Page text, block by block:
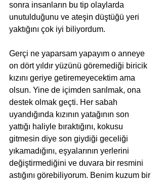
sonra insanların bu tip olaylarda
unutulduğunu ve ateşin düştüğü yeri
yaktığını çok iyi biliyordum.
Gerçi ne yaparsam yapayım o anneye
on dört yıldır yüzünü göremediği biricik
kızını geriye getiremeyecektim ama
olsun. Yine de içimden sarılmak, ona
destek olmak geçti. Her sabah
uyandığında kızının yatağının son
yattığı haliyle bıraktığını, kokusu
gitmesin diye son giydiği geceliği
yıkamadığını, eşyalarının yerlerini
değiştirmediğini ve duvara bir resmini
astığını görebiliyorum. Benim kuzum bir